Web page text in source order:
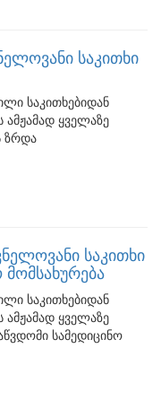
საკითხი
საკითხებიდან
ყველაზე
ზრდა
საკითხი
საკითხებიდან
ყველაზე
სამედიცინო